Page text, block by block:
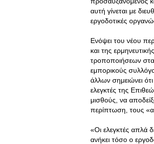
αυτή γίνεται με
εργοδοτικές
Ενόψει του νέου
και της
τροποποιήσεων
εμπορικούς
άλλων σημειώνει
ελεγκτές της
μισθούς, να
περίπτωση, τους
«Οι ελεγκτές απλά
ανήκει τόσο ο